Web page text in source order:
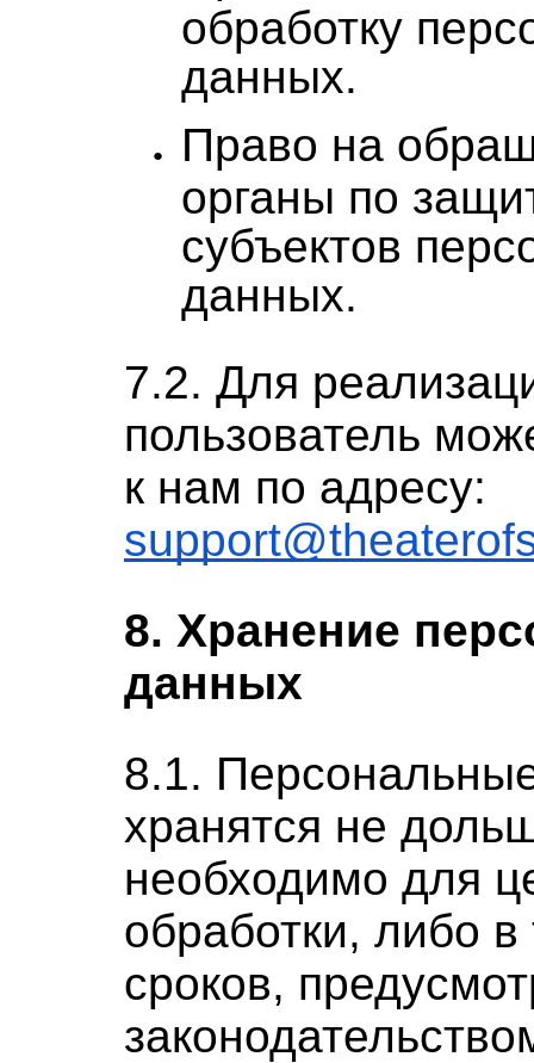
обработку
данных.
Право на
органы по
субъектов
данных.
7.2. Для
пользователь
к нам по адресу:
8. Хранение
данных
8.1.
хранятся не
необходимо для
обработки, либо в
сроков,